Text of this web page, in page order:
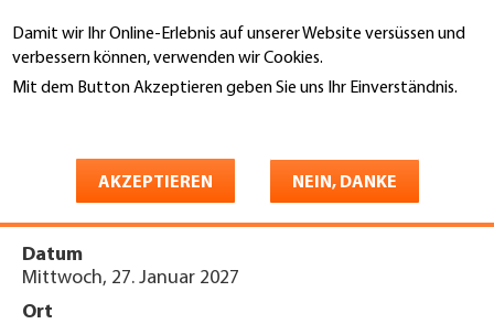
Damit wir Ihr Online-Erlebnis auf unserer Website versüssen und
verbessern können, verwenden wir Cookies.
Mit dem Button Akzeptieren geben Sie uns Ihr Einverständnis.
AKZEPTIEREN NEIN, DANKE
zum
Inhalt
Journée de la sécurité PERCOS
2027
Datum
Mittwoch, 27. Januar 2027
Ort